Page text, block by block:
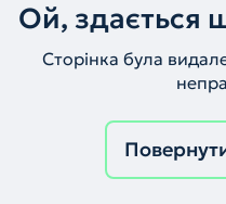
Ой, здається
Сторінка була